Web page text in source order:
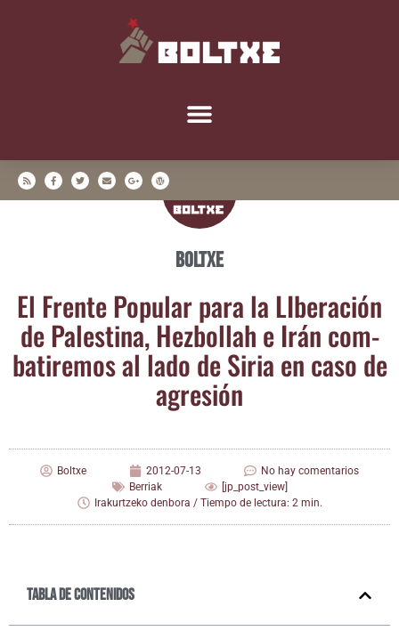
Boltxe
El Fren­te Popu­lar para la LIbe­ra­ción
de Pales­ti­na, Hez­bo­llah e Irán com­
ba­ti­re­mos al lado de Siria en caso de
agresión
Boltxe 2012-07-13
No hay comentarios
Berriak
[jp_post_view]
Irakurtzeko denbora / Tiempo de lectura: 2 min.
Tabla de contenidos